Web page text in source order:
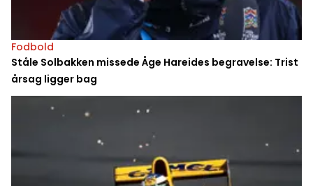
Fodbold
Ståle Solbakken missede Åge Hareides begravelse: Trist
årsag ligger bag